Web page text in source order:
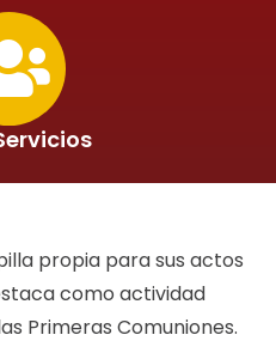
propia para sus actos
como actividad
Primeras Comuniones.